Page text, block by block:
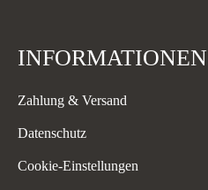
INFORMATIONEN
Zahlung & Versand
Datenschutz
Cookie-Einstellungen